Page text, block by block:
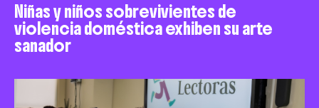
Niñas y niños sobrevivientes de
violencia doméstica exhiben su arte
sanador